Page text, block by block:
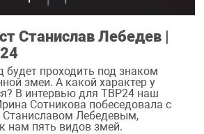
Станислав Лебедев |
будет проходить под знаком
змеи. А какой характер у
В интервью для ТВР24 наш
Сотникова побеседовала с
Станиславом Лебедевым,
нам пять видов змей.